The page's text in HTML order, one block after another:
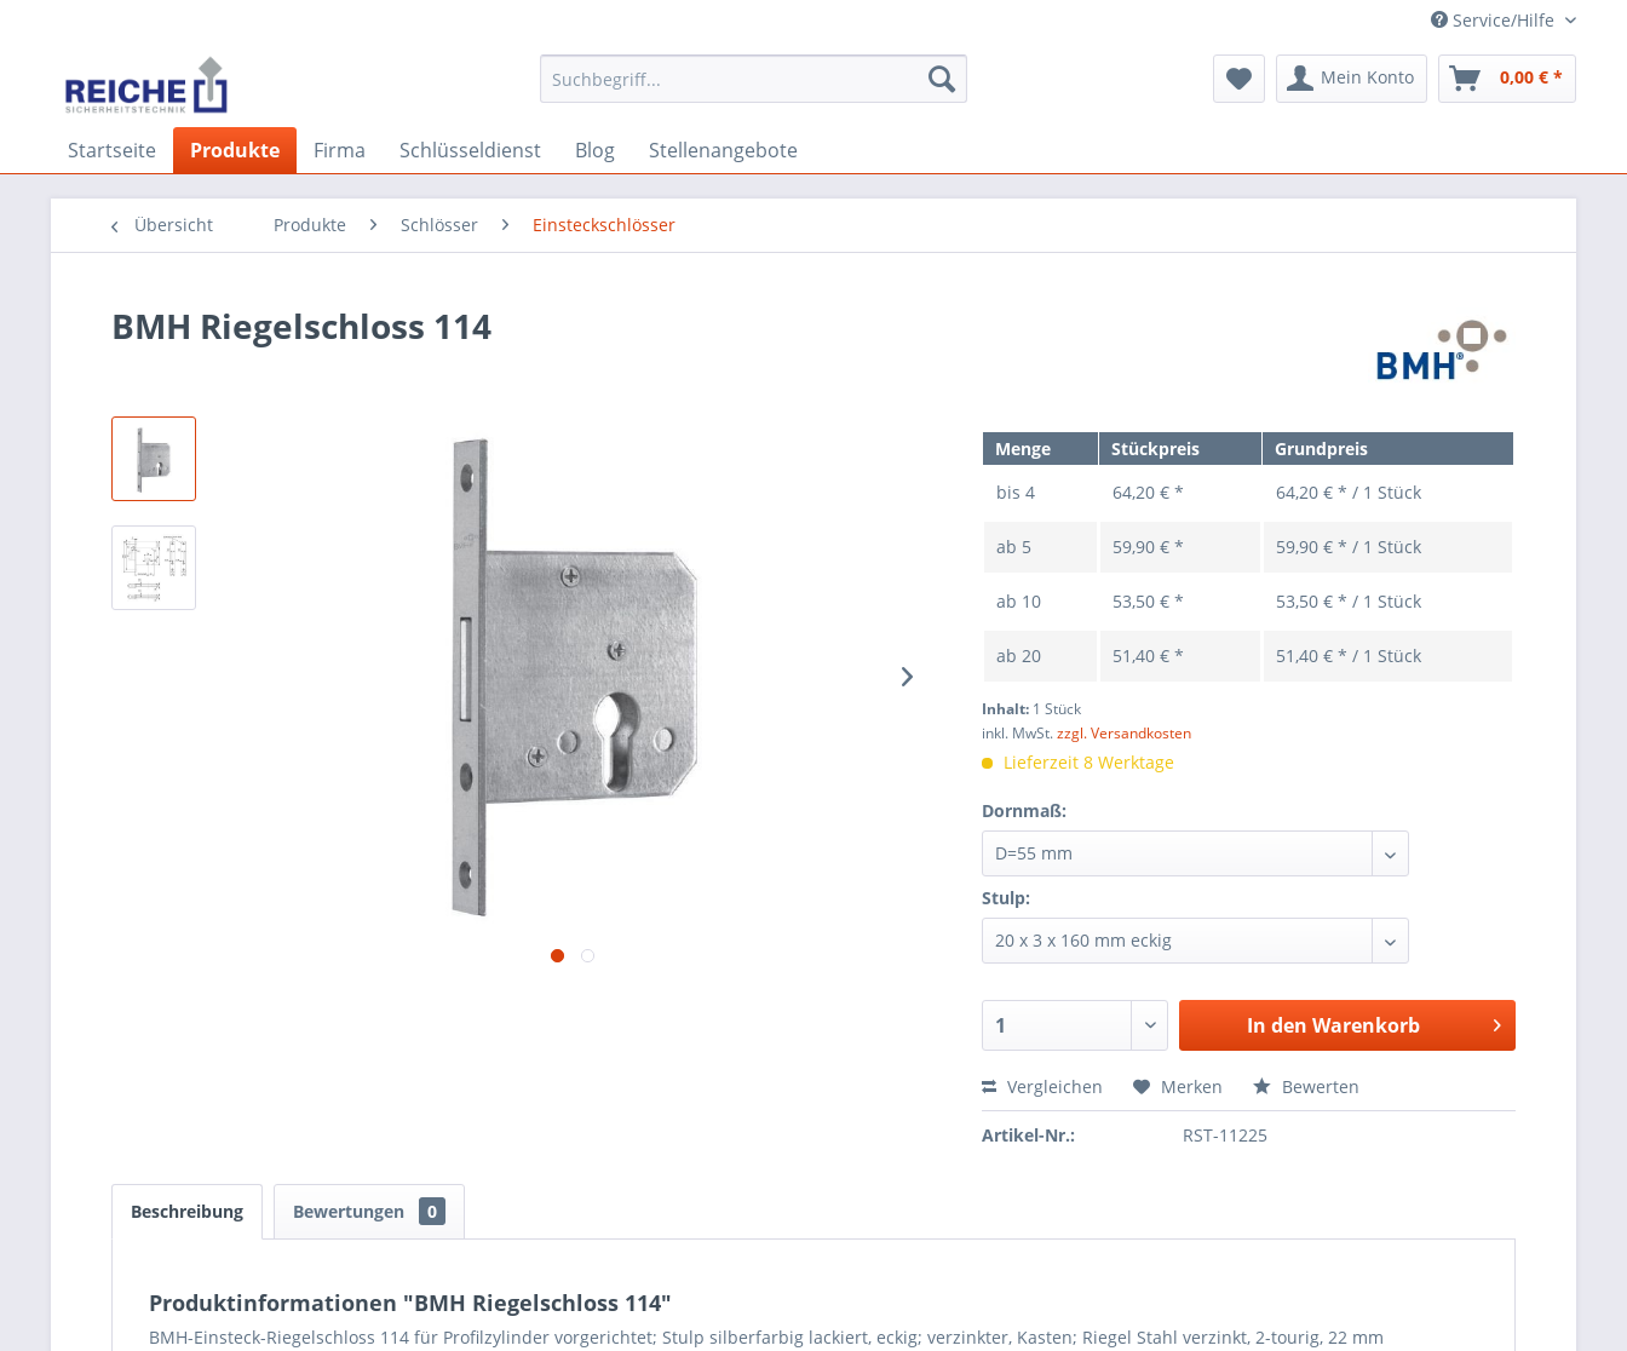
Service/Hilfe
Mein Konto 0,00 € *
Startseite Produkte Firma Schlüsseldienst Blog Stellenangebote
Übersicht Produkte Schlösser Einsteckschlösser
BMH Riegelschloss 114
Menge Stückpreis
Grundpreis
bis4 64,20 € * 64,20 € * / 1 Stück
ab 5 59,90 € * 59,90 € * / 1 Stück
ab 10 53,50 € * 53,50 € * / 1 Stück
ab20 51,40 € * 51,40 € * / 1 Stück
Inhalt: 1 Stück
inkl. MwSt.zzgl. Versandkosten
Lieferzeit 8 Werktage
Dornmaß:
Stulp:
In den Warenkorb
Vergleichen Merken Bewerten
Artikel-Nr.: RST-11225
Beschreibung Bewertungen 0
Produktinformationen "BMH Riegelschloss 114"
BMH-Einsteck-Riegelschloss 114 für Profilzylinder vorgerichtet; Stulp silberfarbig lackiert, eckig; verzinkter, Kasten; Riegel Stahl verzinkt, 2-tourig, 22 mm